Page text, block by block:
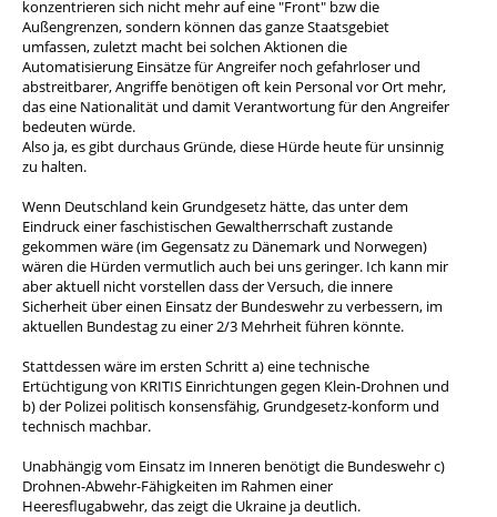
konzentrieren sich nicht mehr auf eine "Front" bzw die
Außengrenzen, sondern können das ganze Staatsgebiet
umfassen, zuletzt macht bei solchen Aktionen die
Automatisierung Einsätze für Angreifer noch gefahrloser und
abstreitbarer, Angriffe benötigen oft kein Personal vor Ort mehr,
das eine Nationalität und damit Verantwortung für den Angreifer
bedeuten würde.
Also ja, es gibt durchaus Gründe, diese Hürde heute für unsinnig
zu halten.
Wenn Deutschland kein Grundgesetz hätte, das unter dem
Eindruck einer faschistischen Gewaltherrschaft zustande
gekommen wäre (im Gegensatz zu Dänemark und Norwegen)
wären die Hürden vermutlich auch bei uns geringer. Ich kann mir
aber aktuell nicht vorstellen dass der Versuch, die innere
Sicherheit über einen Einsatz der Bundeswehr zu verbessern, im
aktuellen Bundestag zu einer 2/3 Mehrheit führen könnte.
Stattdessen wäre im ersten Schritt a) eine technische
Ertüchtigung von KRITIS Einrichtungen gegen Klein-Drohnen und
b) der Polizei politisch konsensfähig, Grundgesetz-konform und
technisch machbar.
Unabhängig vom Einsatz im Inneren benötigt die Bundeswehr c)
Drohnen-Abwehr-Fähigkeiten im Rahmen einer
Heeresflugabwehr, das zeigt die Ukraine ja deutlich.